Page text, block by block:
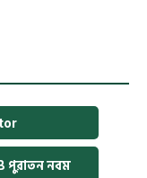
পুরাতন নবম